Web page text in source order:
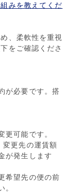
みを教えてくだ
、柔軟性を重視
をご確認くださ
が必要です。搭
更可能です。
更先の運賃額
が発生します
希望先の便の前
。